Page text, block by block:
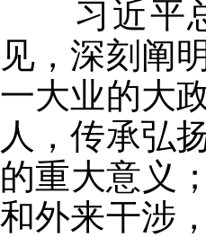
习近平总
见，深刻阐
一大业的大
人，传承弘
的重大意义
和外来干涉